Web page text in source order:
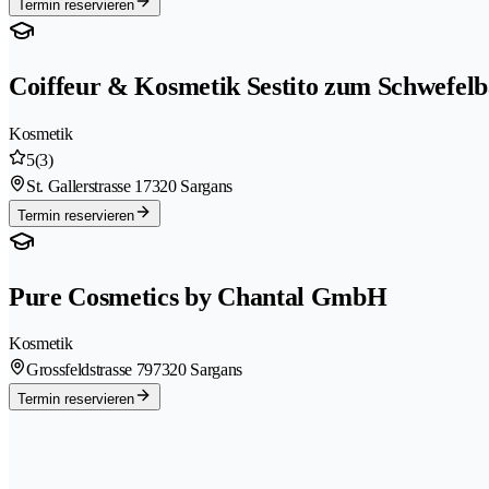
Termin reservieren
Coiffeur & Kosmetik Sestito zum
Kosmetik
5(3)
St. Gallerstrasse 1 7320 Sargans
Termin reservieren
Pure Cosmetics by Chantal GmbH
Kosmetik
Grossfeldstrasse 797320 Sargans
Termin reservieren